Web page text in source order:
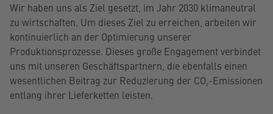
Wir haben uns als Ziel gesetzt, im Jahr 2030 klimaneutral
zu wirtschaften. Um dieses Ziel zu erreichen, arbeiten wir
kontinuierlich an der Optimierung unserer
Produktionsprozesse. Dieses große Engagement verbindet
uns mit unseren Geschäftspartnern, die ebenfalls einen
wesentlichen Beitrag zur Reduzierung der CO₂-Emissionen
entlang ihrer Lieferketten leisten.